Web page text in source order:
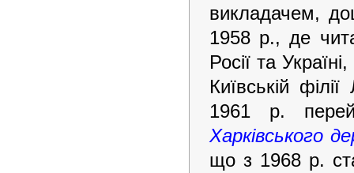
викладачем,
1958 р., де
Росії та
Київській
1961 р.
Харківського
що з 1968 р.